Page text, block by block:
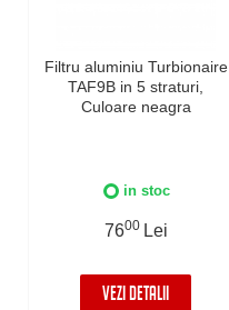
Filtru aluminiu Turbionaire
TAF9B in 5 straturi,
Culoare neagra
in stoc
7600 Lei
VEZI DETALII